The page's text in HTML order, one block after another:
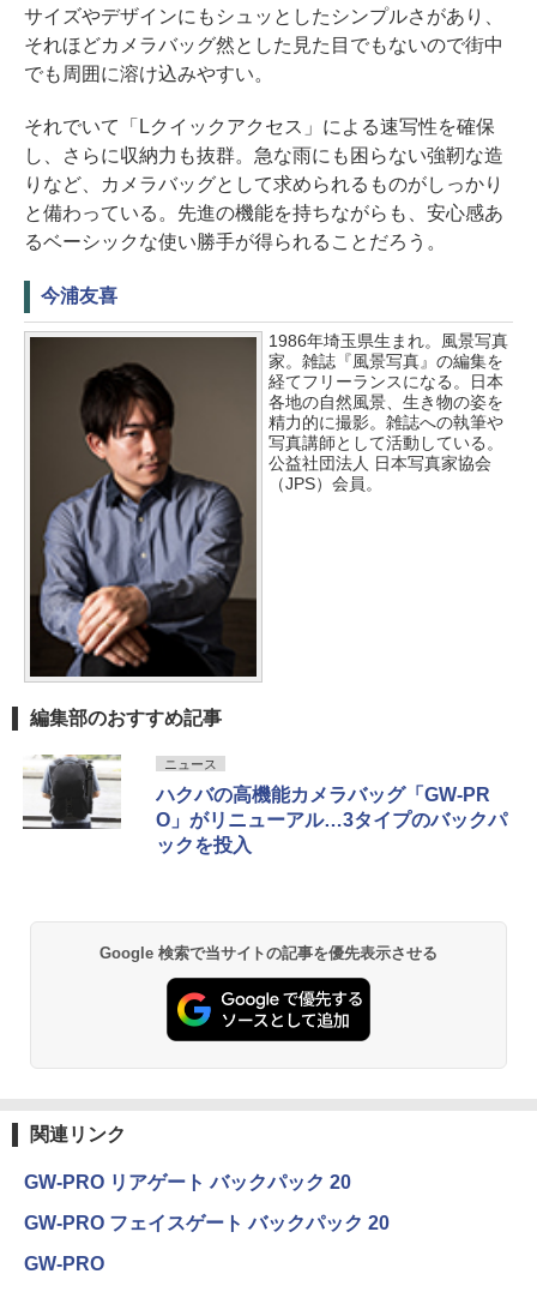
サイズやデザインにもシュッとしたシンプルさがあり、
それほどカメラバッグ然とした見た目でもないので街中
でも周囲に溶け込みやすい。
それでいて「Lクイックアクセス」による速写性を確保
し、さらに収納力も抜群。急な雨にも困らない強靭な造
りなど、カメラバッグとして求められるものがしっかり
と備わっている。先進の機能を持ちながらも、安心感あ
るベーシックな使い勝手が得られることだろう。
今浦友喜
1986年埼玉県生まれ。風景写真
家。雑誌『風景写真』の編集を
経てフリーランスになる。日本
各地の自然風景、生き物の姿を
精力的に撮影。雑誌への執筆や
写真講師として活動している。
公益社団法人 日本写真家協会
（JPS）会員。
編集部のおすすめ記事
ニュース
ハクバの高機能カメラバッグ「GW-PR
O」がリニューアル…3タイプのバックパ
ックを投入
Google 検索で当サイトの記事を優先表示させる
関連リンク
GW-PRO リアゲート バックパック 20
GW-PRO フェイスゲート バックパック 20
GW-PRO